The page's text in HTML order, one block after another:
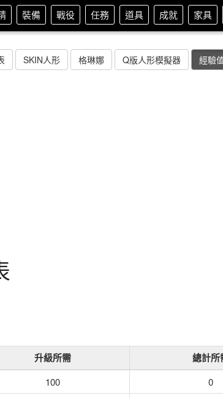
裝備 戰役 任務 道具 成就 家具
SKIN人形 格琳娜 Q版人形模擬器 經驗
升級所需 總計所
100 0